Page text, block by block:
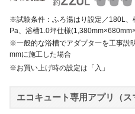
※試験条件：ふろ湯はり設定／180L、
Pa、浴槽1.0坪仕様
※一般的な浴槽でアダプタ一を工事説
mmに施工した場合
※お買い上げ時の設定は「入」
エコキュート専用アプリ（ス